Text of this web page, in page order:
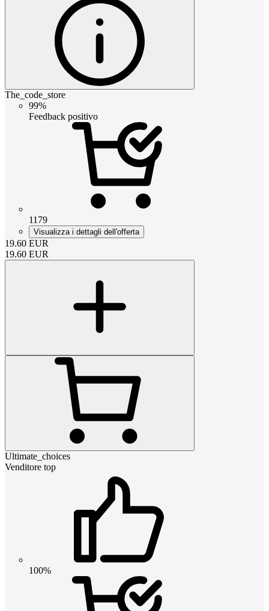
The_code_store
99%
Feedback positivo
1179
Visualizza i dettagli dell'offerta
19.60 EUR
19.60 EUR
Ultimate_choices
Venditore top
100%